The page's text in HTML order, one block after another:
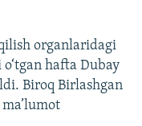
organlaridagi
hafta Dubay
Biroq Birlashgan